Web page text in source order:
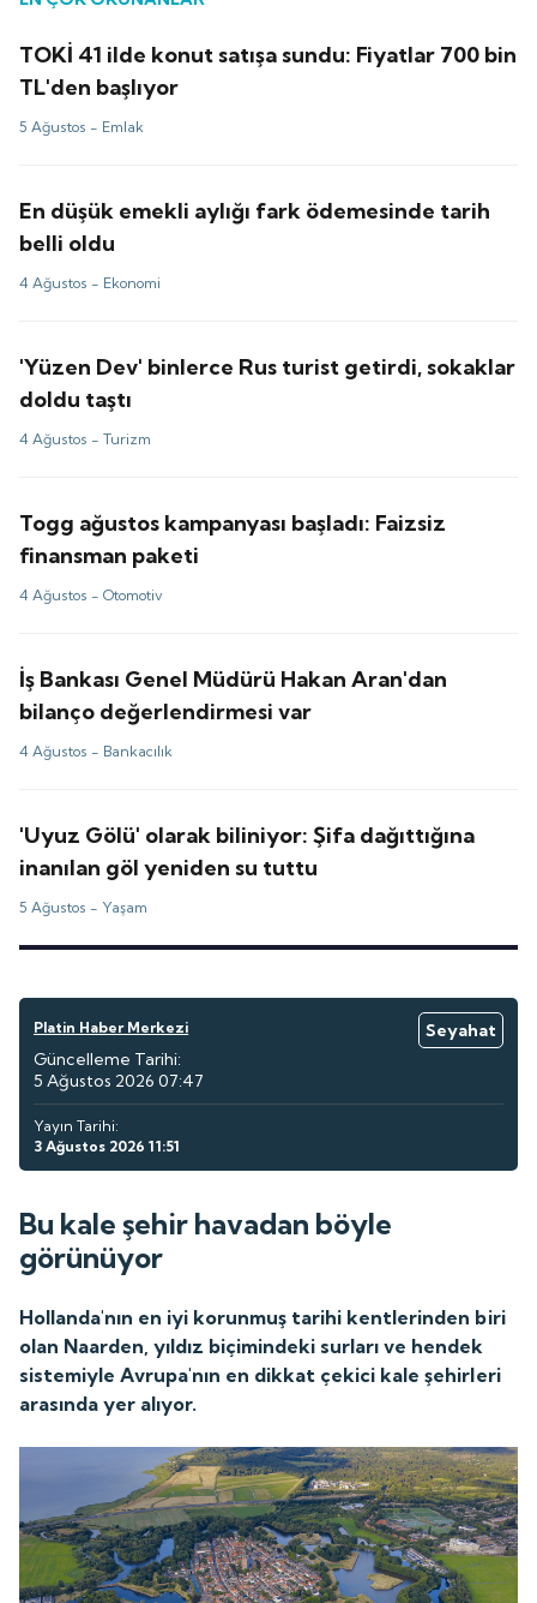
TOKİ 41 ilde konut satışa sundu: Fiyatlar 700 bin
TL'den başlıyor
5 Ağustos - Emlak
En düşük emekli aylığı fark ödemesinde tarih
belli oldu
4 Ağustos - Ekonomi
'Yüzen Dev' binlerce Rus turist getirdi, sokaklar
doldu taştı
4 Ağustos -Turizm
Togg ağustos kampanyası başladı: Faizsiz
finansman paketi
4 Ağustos -Otomotiv
İş Bankası Genel Müdürü Hakan Aran'dan
bilanço değerlendirmesi var
4 Ağustos - Bankacılık
'Uyuz Gölü' olarak biliniyor: Şifa dağıttığına
inanılan göl yeniden su tuttu
5 Ağustos - Yaşam
Platin Haber Merkezi
Seyahat
Güncelleme Tarihi:
5 Ağustos 2026 07:47
Yayın Tarihi:
3 Ağustos 2026 11:51
Bu kale şehir havadan böyle
görünüyor
Hollanda'nın en iyi korunmuş tarihi kentlerinden biri
olan Naarden, yıldız biçimindeki surları ve hendek
sistemiyle Avrupa'nın en dikkat çekici kale şehirleri
arasında yer alıyor.